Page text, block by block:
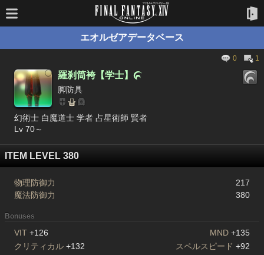
エオルゼアデータベース
0 1
羅刹筒袴【学士】 
脚防具
幻術士 白魔道士 学者 占星術師 賢者
Lv 70～
ITEM LEVEL 380
物理防御力
217
魔法防御力
380
Bonuses
VIT +126 MND +135
クリティカル +132 スペルスピード +92